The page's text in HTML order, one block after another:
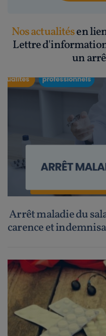
Nos actualitésen
Lettre d'information
un
Arrêt maladie du
carence et